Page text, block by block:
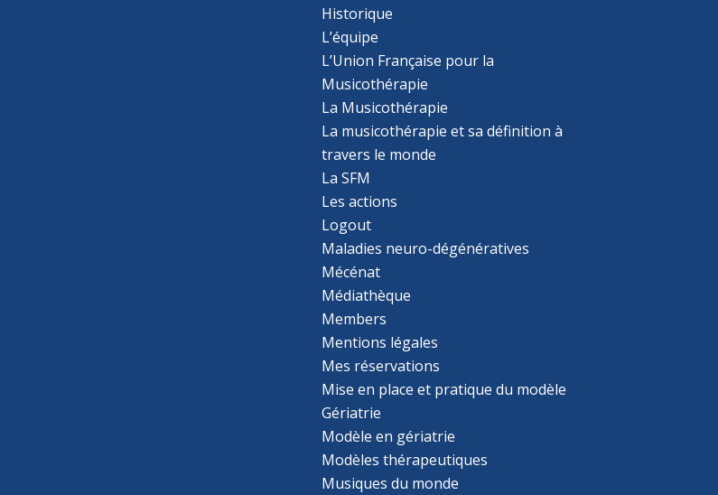
Historique
L’équipe
L’Union Française pour la
Musicothérapie
La Musicothérapie
La musicothérapie et sa définition à
travers le monde
La SFM
Les actions
Logout
Maladies neuro-dégénératives
Mécénat
Médiathèque
Members
Mentions légales
Mes réservations
Mise en place et pratique du modèle
Gériatrie
Modèle en gériatrie
Modèles thérapeutiques
Musiques du monde